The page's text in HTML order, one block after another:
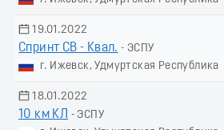
19.01.2022
Спринт СВ - Квал. - ЭСПУ
г. Ижевск, Удмуртская Республика
18.01.2022
10 км КЛ
- ЭСПУ